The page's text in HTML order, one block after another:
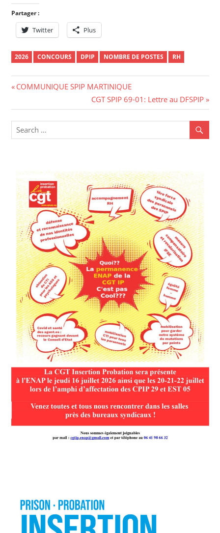
Partager :
Twitter Plus
2026 CONCOURS DPIP NOMBRE DE POSTES RH
COMMUNIQUE SPIP MARTINIQUE
CGT SPIP 69-01: Lettre au DFSPIP